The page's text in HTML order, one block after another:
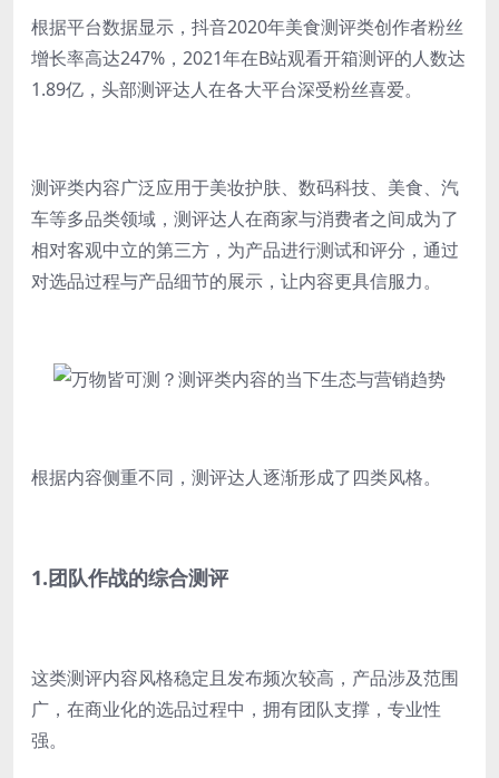
根据平台数据显示，抖音2020年美食测评类创作者粉丝
增长率高达247%，2021年在B站观看开箱测评的人数达
1.89亿，头部测评达人在各大平台深受粉丝喜爱。
测评类内容广泛应用于美妆护肤、数码科技、美食、汽
车等多品类领域，测评达人在商家与消费者之间成为了
相对客观中立的第三方，为产品进行测试和评分，通过
对选品过程与产品细节的展示，让内容更具信服力。
根据内容侧重不同，测评达人逐渐形成了四类风格。
1.团队作战的综合测评
这类测评内容风格稳定且发布频次较高，产品涉及范围
广，在商业化的选品过程中，拥有团队支撑，专业性
强。